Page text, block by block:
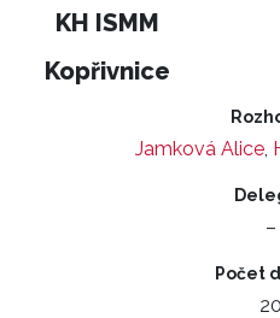
KH ISMM
Kopřivnice
Jamková Alice,
–
Počet
20